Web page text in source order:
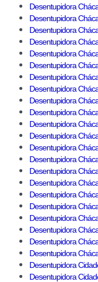
Desentupidora
Desentupidora
Desentupidora
Desentupidora
Desentupidora
Desentupidora
Desentupidora
Desentupidora
Desentupidora
Desentupidora
Desentupidora
Desentupidora
Desentupidora
Desentupidora
Desentupidora
Desentupidora
Desentupidora
Desentupidora
Desentupidora
Desentupidora
Desentupidora
Desentupidora
Desentupidora
Desentupidora